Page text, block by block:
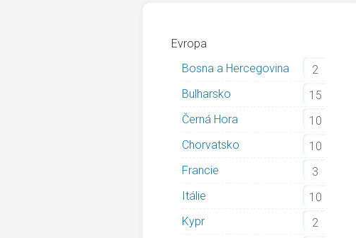
Evropa
Bosna a Hercegovina
2
Bulharsko
15
Černá Hora
10
Chorvatsko
10
Francie
3
Itálie
10
Kypr
2